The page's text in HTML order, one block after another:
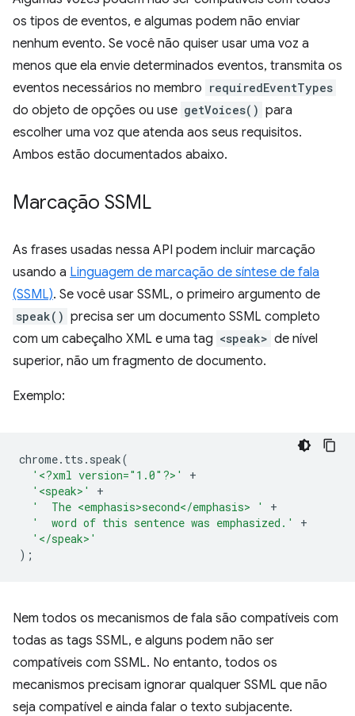
os tipos de eventos, e algumas podem não enviar
nenhum evento. Se você não quiser usar uma voz a
menos que ela envie determinados eventos, transmita os
eventos necessários no membro requiredEventTypes
do objeto de opções ou use getVoices() para
escolher uma voz que atenda aos seus requisitos.
Ambos estão documentados abaixo.
Marcação SSML
As frases usadas nessa API podem incluir marcação
usando a Linguagem de marcação de síntese de fala
(SSML). Se você usar SSML, o primeiro argumento de
speak() precisa ser um documento SSML completo
com um cabeçalho XML e uma tag <speak> de nível
superior, não um fragmento de documento.
Exemplo:
chrome. tts . speak(
'<?xml version="1.0"?>'
+
'<speak>'
+
'  The <emphasis>second</emphasis> '
+
'  word of this sentence was emphasized.'
+
'</speak>'
);
Nem todos os mecanismos de fala são compatíveis com
todas as tags SSML, e alguns podem não ser
compatíveis com SSML. No entanto, todos os
mecanismos precisam ignorar qualquer SSML que não
seja compatível e ainda falar o texto subjacente.